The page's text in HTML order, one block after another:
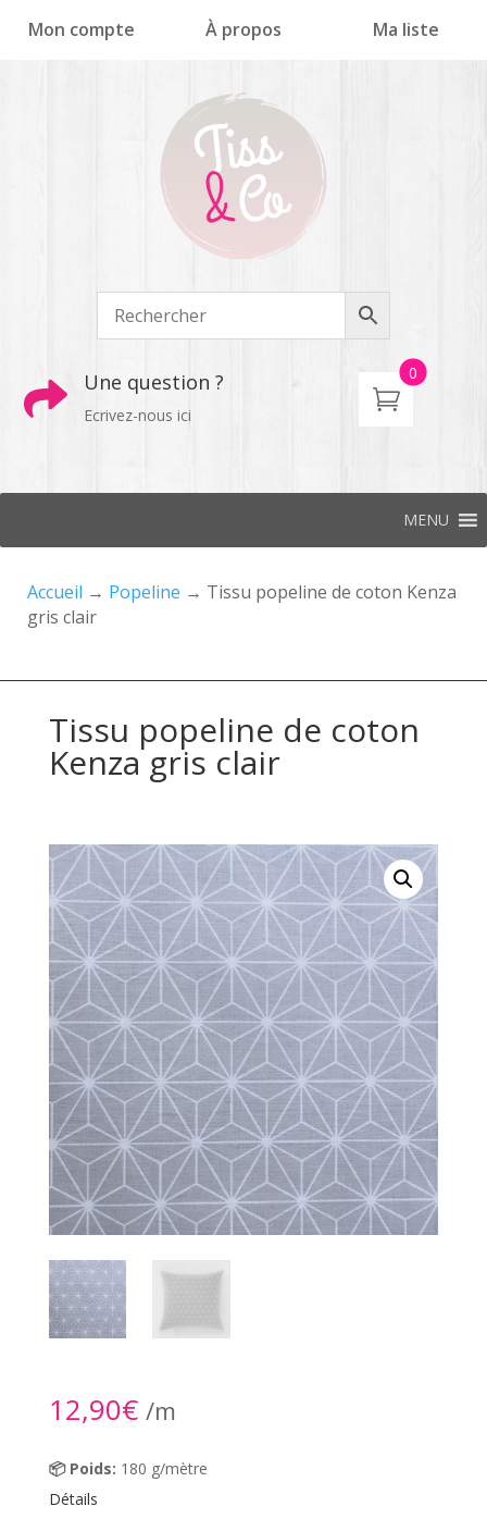
Mon compte À propos Ma liste
 Une question ?
Ecrivez-nous ici
0
MENU
Accueil → Popeline → Tissu popeline de coton Kenza
gris clair
Tissu popeline de coton
Kenza gris clair
12,90€ /m
📦 Poids: 180 g/mètre
Détails